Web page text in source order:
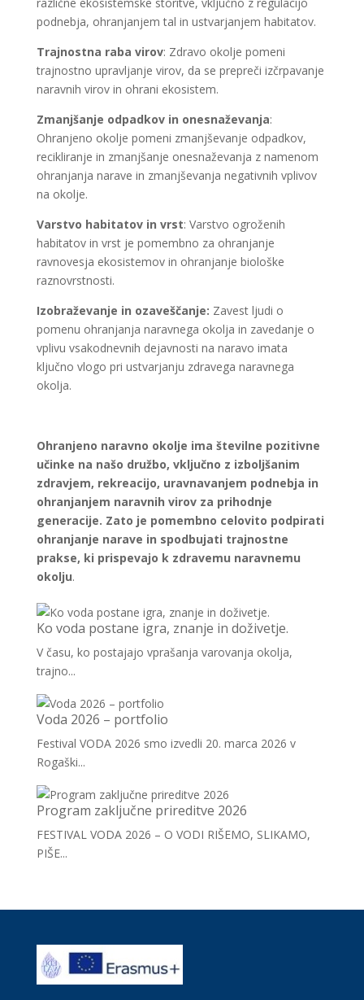
podnebja, ohranjanjem tal in ustvarjanjem habitatov.
Trajnostna raba virov: Zdravo okolje pomeni
trajnostno upravljanje virov, da se prepreči izčrpavanje
naravnih virov in ohrani ekosistem.
Zmanjšanje odpadkov in onesnaževanja:
Ohranjeno okolje pomeni zmanjševanje odpadkov,
recikliranje in zmanjšanje onesnaževanja z namenom
ohranjanja narave in zmanjševanja negativnih vplivov
na okolje.
Varstvo habitatov in vrst: Varstvo ogroženih
habitatov in vrst je pomembno za ohranjanje
ravnovesja ekosistemov in ohranjanje biološke
raznovrstnosti.
Izobraževanje in ozaveščanje: Zavest ljudi o
pomenu ohranjanja naravnega okolja in zavedanje o
vplivu vsakodnevnih dejavnosti na naravo imata
ključno vlogo pri ustvarjanju zdravega naravnega
okolja.
Ohranjeno naravno okolje ima številne pozitivne
učinke na našo družbo, vključno z izboljšanim
zdravjem, rekreacijo, uravnavanjem podnebja in
ohranjanjem naravnih virov za prihodnje
generacije. Zato je pomembno celovito podpirati
ohranjanje narave in spodbujati trajnostne
prakse, ki prispevajo k zdravemu naravnemu
okolju.
Ko voda postane igra, znanje in doživetje.
V času, ko postajajo vprašanja varovanja okolja,
trajno...
Voda 2026 – portfolio
Festival VODA 2026 smo izvedli 20. marca 2026 v
Rogaški...
Program zaključne prireditve 2026
FESTIVAL VODA 2026 – O VODI RIŠEMO, SLIKAMO,
PIŠE...